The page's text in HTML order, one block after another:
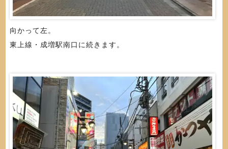
向かって左。
東上線・成増駅南口に続きます。